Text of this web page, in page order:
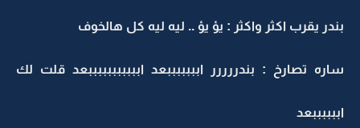
بندر يقرب اكثر واكثر : يؤ يؤ .. ليه ليه كل هالخوف
ساره تصارخ : بندررررر ابببببببعد ابببببببببببعد قلت لك
اببببببعد